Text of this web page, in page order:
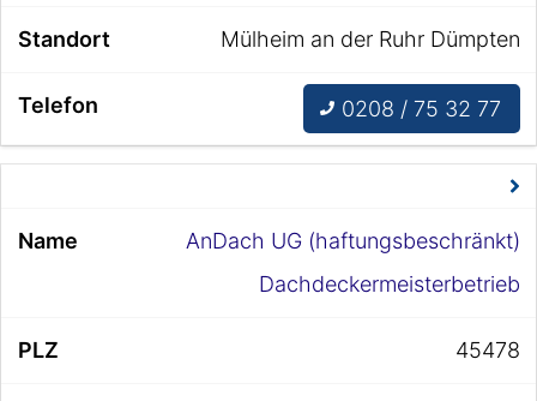
Mülheim an der Ruhr Dümpten
0208 / 75 32 77
AnDach UG (haftungsbeschränkt)
Dachdeckermeisterbetrieb
45478